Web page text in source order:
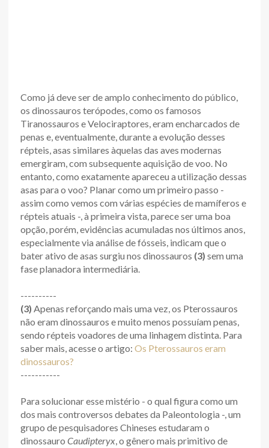
Como já deve ser de amplo conhecimento do público,
os dinossauros terópodes, como os famosos
Tiranossauros e Velociraptores, eram encharcados de
penas e, eventualmente, durante a evolução desses
répteis, asas similares àquelas das aves modernas
emergiram, com subsequente aquisição de voo. No
entanto, como exatamente apareceu a utilização dessas
asas para o voo? Planar como um primeiro passo -
assim como vemos com várias espécies de mamíferos e
répteis atuais -, à primeira vista, parece ser uma boa
opção, porém, evidências acumuladas nos últimos anos,
especialmente via análise de fósseis, indicam que o
bater ativo de asas surgiu nos dinossauros (3) sem uma
fase planadora intermediária.
----------
(3) Apenas reforçando mais uma vez, os Pterossauros
não eram dinossauros e muito menos possuíam penas,
sendo répteis voadores de uma linhagem distinta. Para
saber mais, acesse o artigo: Os Pterossauros eram
dinossauros?
-----------
Para solucionar esse mistério - o qual figura como um
dos mais controversos debates da Paleontologia -, um
grupo de pesquisadores Chineses estudaram o
dinossauro Caudipteryx, o gênero mais primitivo de